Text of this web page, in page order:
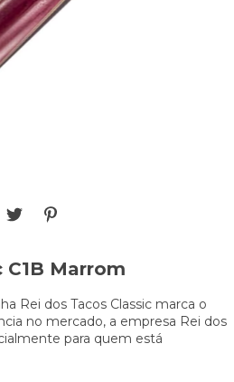
C1B Marrom
Rei dos Tacos Classic marca o
no mercado, a empresa Rei dos
para quem está